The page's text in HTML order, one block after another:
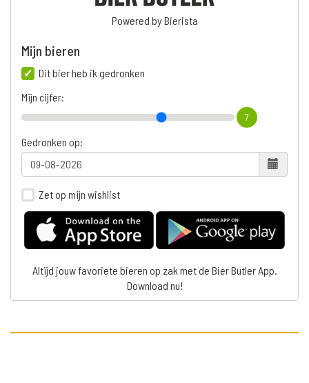
Powered by Bierista
Mijn bieren
Dit bier heb ik gedronken
Mijn cijfer:
7
Gedronken op:
Zet op mijn wishlist
Altijd jouw favoriete bieren op zak met de Bier Butler App.
Download nu!